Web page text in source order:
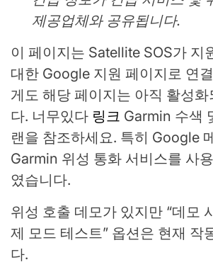
제공업체와 공유됩니다.
이 페이지는 Satellite SOS가 지
대한 Google 지원 페이지로 연
게도 해당 페이지는 아직 활성화
다. 너무있다 링크 Garmin 수색
랜을 참조하세요. 특히 Google
Garmin 위성 통화 서비스를 사
였습니다.
위성 호출 데모가 있지만 “데모
제 모드 테스트” 옵션은 현재 작
다.